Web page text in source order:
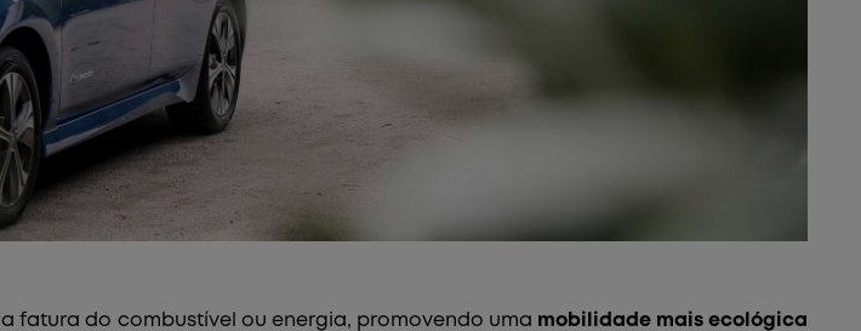
fatura do combustível ou energia, promovendo uma mobilidade mais ecológica